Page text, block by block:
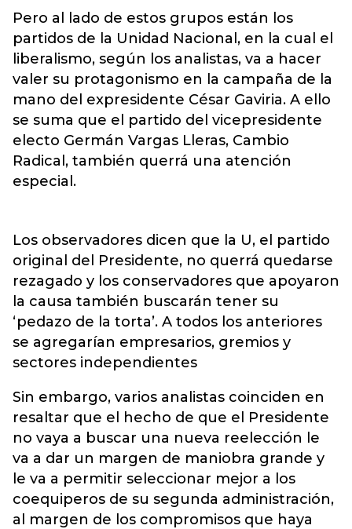
Pero al lado de estos grupos están los
partidos de la Unidad Nacional, en la cual el
liberalismo, según los analistas, va a hacer
valer su protagonismo en la campaña de la
mano del expresidente César Gaviria. A ello
se suma que el partido del vicepresidente
electo Germán Vargas Lleras, Cambio
Radical, también querrá una atención
especial.
Los observadores dicen que la U, el partido
original del Presidente, no querrá quedarse
rezagado y los conservadores que apoyaron
la causa también buscarán tener su
‘pedazo de la torta’. A todos los anteriores
se agregarían empresarios, gremios y
sectores independientes
Sin embargo, varios analistas coinciden en
resaltar que el hecho de que el Presidente
no vaya a buscar una nueva reelección le
va a dar un margen de maniobra grande y
le va a permitir seleccionar mejor a los
coequiperos de su segunda administración,
al margen de los compromisos que haya